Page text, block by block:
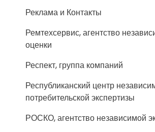
Реклама и Контакты
Ремтехсервис, агентство
оценки
Респект, группа компаний
Республиканский центр
потребительской экспертизы
РОСКО, агентство независимой